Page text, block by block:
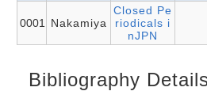
0001 Nakamiya
Closed Pe
riodicals i
nJPN
Bibliography Details